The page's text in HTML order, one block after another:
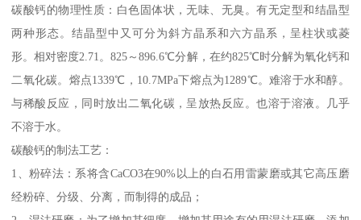
碳酸钙的物理性质：白色固体状，无味、无臭。有无定型和结晶型
两种形态。结晶型中又可分为斜方晶系和六方晶系，呈柱状或菱
形。相对密度2.71。825～896.6℃分解，在约825℃时分解为氧化钙和
二氧化碳。熔点1339℃，10.7MPa下熔点为1289℃。难溶于水和醇。
与稀酸反应，同时放出二氧化碳，呈放热反应。也溶于溶液。几乎
不溶于水。
碳酸钙的制法工艺：
1、粉碎法：系将含CaCO3在90%以上的白石用雷蒙磨或其它高压磨
经粉碎、分级、分离，而制得的成品；